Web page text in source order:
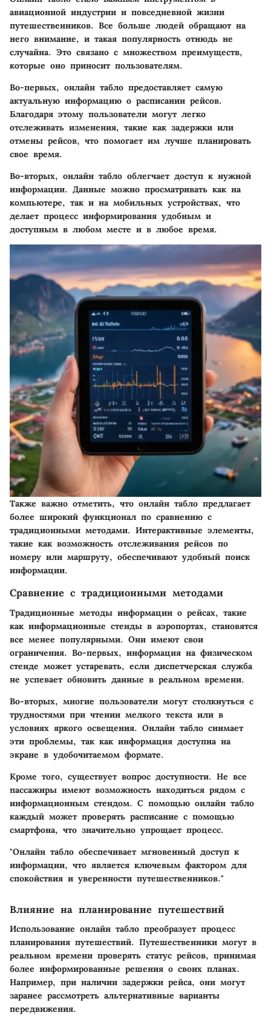
авиационной индустрии и повседневной жизни
путешественников. Все больше людей обращают на
него внимание, и такая популярность отнюдь не
случайна. Это связано с множеством преимуществ,
которые оно приносит пользователям.
Во-первых, онлайн табло предоставляет самую
актуальную информацию о расписании рейсов.
Благодаря этому пользователи могут легко
отслеживать изменения, такие как задержки или
отмены рейсов, что помогает им лучше планировать
свое время.
Во-вторых, онлайн табло облегчает доступ к нужной
информации. Данные можно просматривать как на
компьютере, так и на мобильных устройствах, что
делает процесс информирования удобным и
доступным в любом месте и в любое время.
Также важно отметить, что онлайн табло предлагает
более широкий функционал по сравнению с
традиционными методами. Интерактивные элементы,
такие как возможность отслеживания рейсов по
номеру или маршруту, обеспечивают удобный поиск
информации.
Сравнение с традиционными методами
Традиционные методы информации о рейсах, такие
как информационные стенды в аэропортах, становятся
все менее популярными. Они имеют свои
ограничения. Во-первых, информация на физическом
стенде может устаревать, если диспетчерская служба
не успевает обновить данные в реальном времени.
Во-вторых, многие пользователи могут столкнуться с
трудностями при чтении мелкого текста или в
условиях яркого освещения. Онлайн табло снимает
эти проблемы, так как информация доступна на
экране в удобочитаемом формате.
Кроме того, существует вопрос доступности. Не все
пассажиры имеют возможность находиться рядом с
информационным стендом. С помощью онлайн табло
каждый может проверять расписание с помощью
смартфона, что значительно упрощает процесс.
"Онлайн табло обеспечивает мгновенный доступ к
информации, что является ключевым фактором для
спокойствия и уверенности путешественников."
Влияние на планирование путешествий
Использование онлайн табло преобразует процесс
планирования путешествий. Путешественники могут в
реальном времени проверять статус рейсов, принимая
более информированные решения о своих планах.
Например, при наличии задержки рейса, они могут
заранее рассмотреть альтернативные варианты
передвижения.